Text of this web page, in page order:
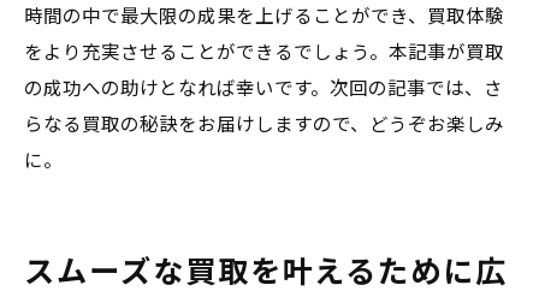
時間の中で最大限の成果を上げることができ、買取体験
をより充実させることができるでしょう。本記事が買取
の成功への助けとなれば幸いです。次回の記事では、さ
らなる買取の秘訣をお届けしますので、どうぞお楽しみ
に。
スムーズな買取を叶えるために広